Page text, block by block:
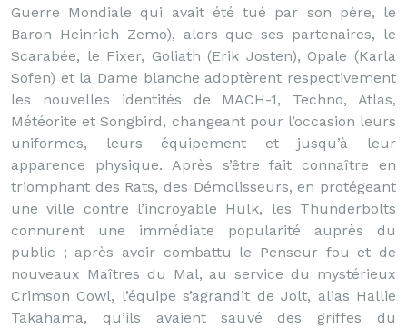
Guerre Mondiale qui avait été tué par son père, le
Baron Heinrich Zemo), alors que ses partenaires, le
Scarabée, le Fixer, Goliath (Erik Josten), Opale (Karla
Sofen) et la Dame blanche adoptèrent respectivement
les nouvelles identités de MACH-1, Techno, Atlas,
Météorite et Songbird, changeant pour l’occasion leurs
uniformes, leurs équipement et jusqu’à leur
apparence physique. Après s’être fait connaître en
triomphant des Rats, des Démolisseurs, en protégeant
une ville contre l’incroyable Hulk, les Thunderbolts
connurent une immédiate popularité auprès du
public ; après avoir combattu le Penseur fou et de
nouveaux Maîtres du Mal, au service du mystérieux
Crimson Cowl, l’équipe s’agrandit de Jolt, alias Hallie
Takahama, qu’ils avaient sauvé des griffes du